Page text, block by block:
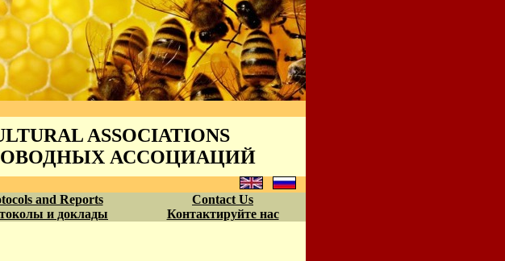
ASSOCIATIONS
АССОЦИАЦИЙ
and Reports
Contact Us
и доклады Контактируйте нас